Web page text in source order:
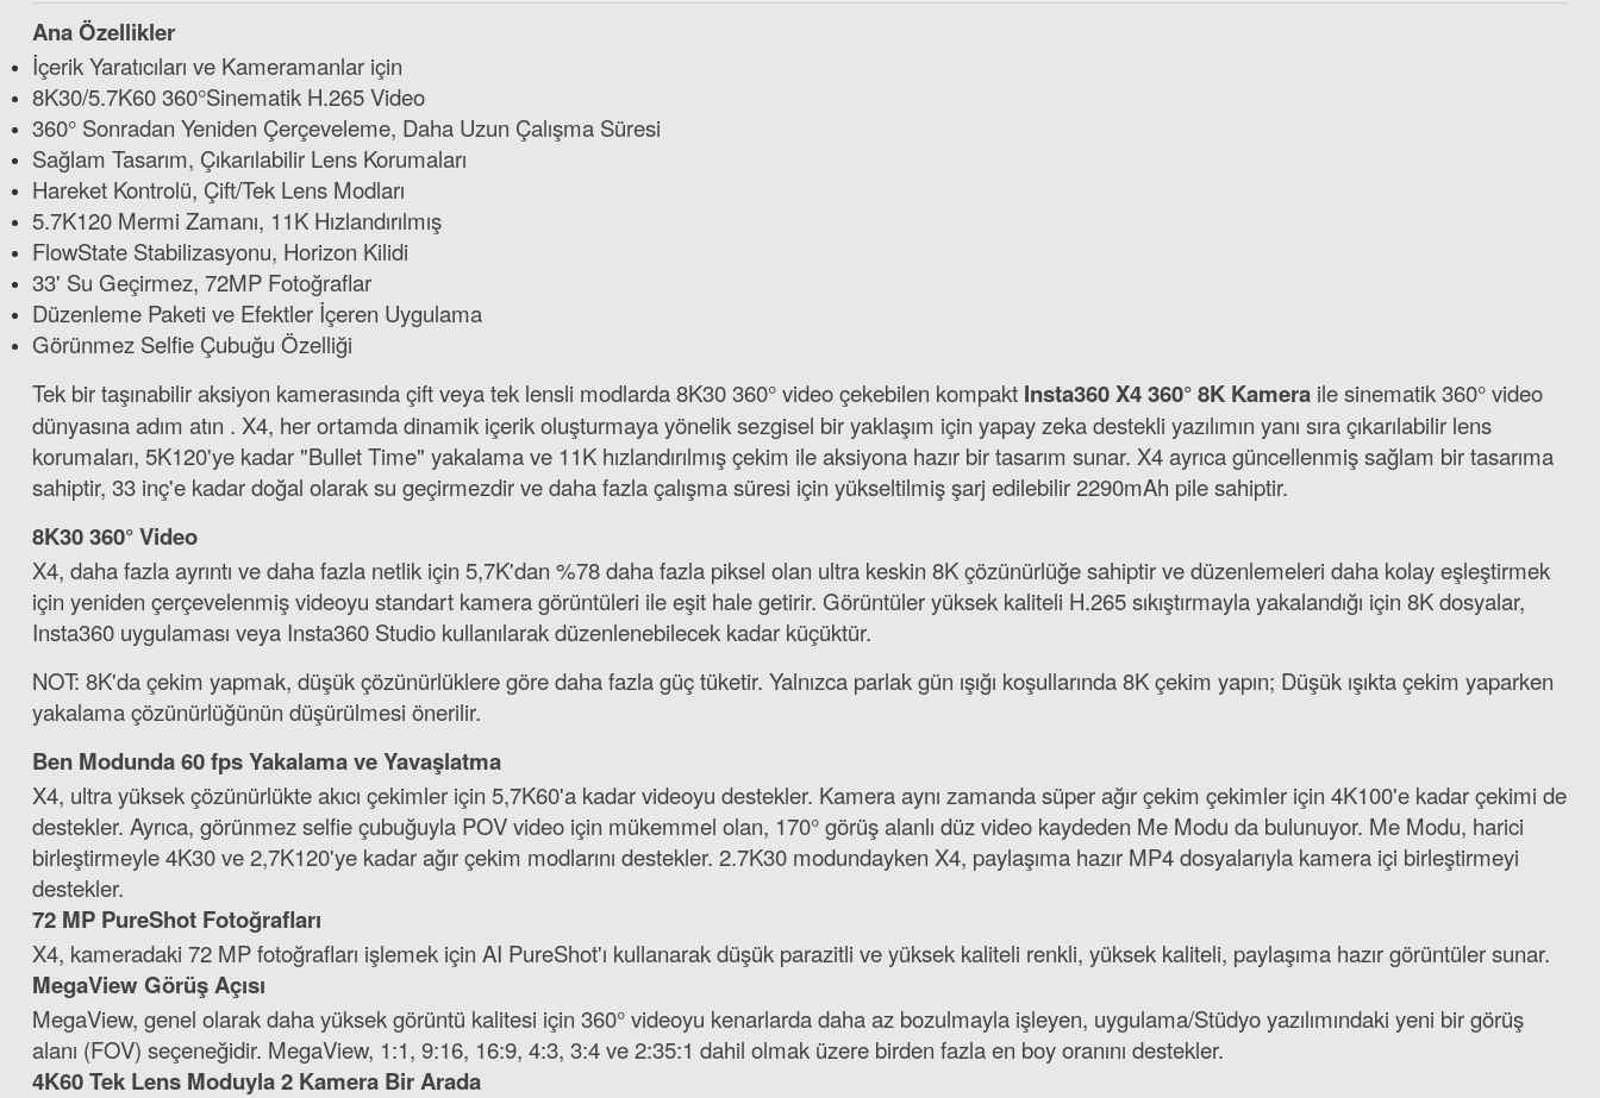
Böwee Insta360 X5 için Lensli Silikon Koruyucu Kılıf
1.599,00 TL
Böwee Aksiyon Kameralar için Motosiklet Montaj Kiti (İnsta360 X3, X4, Ace Pro)
2.099,00 TL
Ana Özellikler
İçerik Yaratıcıları ve Kameramanlar için
8K30/5.7K60 360°Sinematik H.265 Video
360° Sonradan Yeniden Çerçeveleme, Daha Uzun Çalışma Süresi
Sağlam Tasarım, Çıkarılabilir Lens Korumaları
Hareket Kontrolü, Çift/Tek Lens Modları
5.7K120 Mermi Zamanı, 11K Hızlandırılmış
FlowState Stabilizasyonu, Horizon Kilidi
33' Su Geçirmez, 72MP Fotoğraflar
Düzenleme Paketi ve Efektler İçeren Uygulama
Görünmez Selfie Çubuğu Özelliği
Tek bir taşınabilir aksiyon kamerasında çift veya tek lensli modlarda 8K30 360° video çekebilen kompakt Insta360 X4 360° 8K Kamera ile sinematik 360° video
dünyasına adım atın . X4, her ortamda dinamik içerik oluşturmaya yönelik sezgisel bir yaklaşım için yapay zeka destekli yazılımın yanı sıra çıkarılabilir lens
korumaları, 5K120'ye kadar "Bullet Time" yakalama ve 11K hızlandırılmış çekim ile aksiyona hazır bir tasarım sunar. X4 ayrıca güncellenmiş sağlam bir tasarıma
sahiptir, 33 inç'e kadar doğal olarak su geçirmezdir ve daha fazla çalışma süresi için yükseltilmiş şarj edilebilir 2290mAh pile sahiptir.
8K30 360° Video
X4, daha fazla ayrıntı ve daha fazla netlik için 5,7K'dan %78 daha fazla piksel olan ultra keskin 8K çözünürlüğe sahiptir ve düzenlemeleri daha kolay eşleştirmek
için yeniden çerçevelenmiş videoyu standart kamera görüntüleri ile eşit hale getirir. Görüntüler yüksek kaliteli H.265 sıkıştırmayla yakalandığı için 8K dosyalar,
Insta360 uygulaması veya Insta360 Studio kullanılarak düzenlenebilecek kadar küçüktür.
NOT: 8K'da çekim yapmak, düşük çözünürlüklere göre daha fazla güç tüketir. Yalnızca parlak gün ışığı koşullarında 8K çekim yapın; Düşük ışıkta çekim yaparken
yakalama çözünürlüğünün düşürülmesi önerilir.
Ben Modunda 60 fps Yakalama ve Yavaşlatma
X4, ultra yüksek çözünürlükte akıcı çekimler için 5,7K60'a kadar videoyu destekler. Kamera aynı zamanda süper ağır çekim çekimler için 4K100'e kadar çekimi de
destekler. Ayrıca, görünmez selfie çubuğuyla POV video için mükemmel olan, 170° görüş alanlı düz video kaydeden Me Modu da bulunuyor. Me Modu, harici
birleştirmeyle 4K30 ve 2,7K120'ye kadar ağır çekim modlarını destekler. 2.7K30 modundayken X4, paylaşıma hazır MP4 dosyalarıyla kamera içi birleştirmeyi
destekler.
72 MP PureShot Fotoğrafları
X4, kameradaki 72 MP fotoğrafları işlemek için AI PureShot'ı kullanarak düşük parazitli ve yüksek kaliteli renkli, yüksek kaliteli, paylaşıma hazır görüntüler sunar.
MegaView Görüş Açısı
MegaView, genel olarak daha yüksek görüntü kalitesi için 360° videoyu kenarlarda daha az bozulmayla işleyen, uygulama/Stüdyo yazılımındaki yeni bir görüş
alanı (FOV) seçeneğidir. MegaView, 1:1, 9:16, 16:9, 4:3, 3:4 ve 2:35:1 dahil olmak üzere birden fazla en boy oranını destekler.
4K60 Tek Lens Moduyla 2 Kamera Bir Arada